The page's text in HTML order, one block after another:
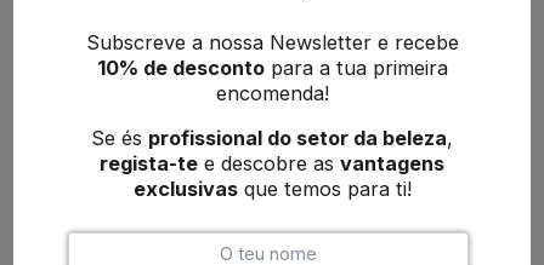
Subscreve a nossa Newsletter e recebe
10% de descontopara a tua primeira
encomenda!
Se és profissional do setor da beleza,
regista-te e descobre as vantagens
exclusivasque temos para ti!